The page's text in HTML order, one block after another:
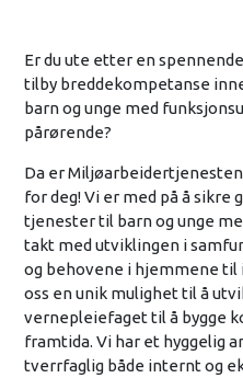
Er du ute etter en
tilby breddekompetanse
barn og unge med
pårørende?
Da er
for deg! Vi er med på å sikre
tjenester til barn og unge
takt med utviklingen i
og behovene i hjemmene til
oss en unik mulighet til å
vernepleiefaget til å bygge
framtida. Vi har et hyggelig
tverrfaglig både internt og